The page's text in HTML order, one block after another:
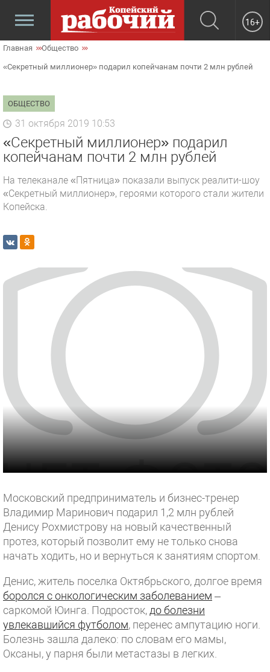
16+
Главная Общество
«Секретный миллионер» подарил копейчанам почти 2 млн рублей
ОБЩЕСТВО
31 октября 2019 10:53
«Секретный миллионер» подарил
копейчанам почти 2 млн рублей
На телеканале «Пятница» показали выпуск реалити-шоу
«Секретный миллионер», героями которого стали жители
Копейска.
Московский предприниматель и бизнес-тренер
Владимир Маринович подарил 1,2 млн рублей
Денису Рохмистрову на новый качественный
протез, который позволит ему не только снова
начать ходить, но и вернуться к занятиям спортом.
Денис, житель поселка Октябрьского, долгое время
боролся с онкологическим заболеванием –
саркомой Юинга. Подросток, до болезни
увлекавшийся футболом, перенес ампутацию ноги.
Болезнь зашла далеко: по словам его мамы,
Оксаны, у парня были метастазы в легких.